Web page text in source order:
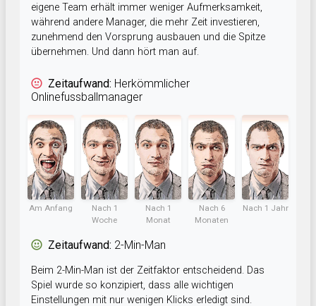
eigene Team erhält immer weniger Aufmerksamkeit,
während andere Manager, die mehr Zeit investieren,
zunehmend den Vorsprung ausbauen und die Spitze
übernehmen. Und dann hört man auf.
Zeitaufwand: Herkömmlicher
Onlinefussballmanager
Am Anfang
Nach 1
Woche
Nach 1
Monat
Nach 6
Monaten
Nach 1 Jahr
Zeitaufwand: 2-Min-Man
Beim 2-Min-Man ist der Zeitfaktor entscheidend. Das
Spiel wurde so konzipiert, dass alle wichtigen
Einstellungen mit nur wenigen Klicks erledigt sind.